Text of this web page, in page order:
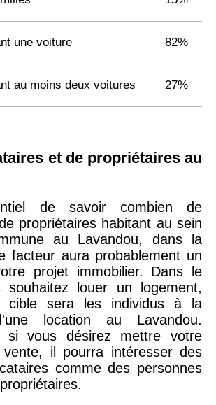
une voiture 82%
au moins deux voitures 27%
et de propriétaires au
de savoir combien de
propriétaires habitant au sein
au Lavandou, dans la
facteur aura probablement un
projet immobilier. Dans le
louer un logement,
cible sera les individus à la
location au Lavandou.
si vous désirez mettre votre
il pourra intéresser des
comme des personnes